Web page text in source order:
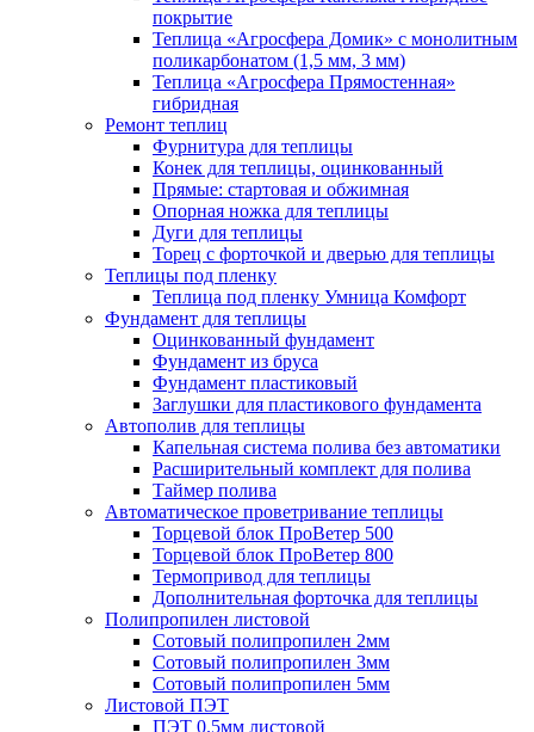
покрытие
Теплица «Агросфера Домик» с монолитным
поликарбонатом (1,5 мм, 3 мм)
Теплица «Агросфера Прямостенная»
гибридная
Ремонт теплиц
Фурнитура для теплицы
Конек для теплицы, оцинкованный
Прямые: стартовая и обжимная
Опорная ножка для теплицы
Дуги для теплицы
Торец с форточкой и дверью для теплицы
Теплицы под пленку
Теплица под пленку Умница Комфорт
Фундамент для теплицы
Оцинкованный фундамент
Фундамент из бруса
Фундамент пластиковый
Заглушки для пластикового фундамента
Автополив для теплицы
Капельная система полива без автоматики
Расширительный комплект для полива
Таймер полива
Автоматическое проветривание теплицы
Торцевой блок ПроВетер 500
Торцевой блок ПроВетер 800
Термопривод для теплицы
Дополнительная форточка для теплицы
Полипропилен листовой
Сотовый полипропилен 2мм
Сотовый полипропилен 3мм
Сотовый полипропилен 5мм
Листовой ПЭТ
ПЭТ 0.5мм листовой